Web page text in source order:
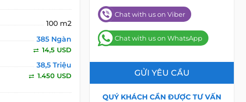
100 m2
385 Ngàn
14,5 USD
38,5 Triệu
1.450 USD
Chat with us on Viber
Chat with us on WhatsApp
GỬI YÊU CẦU
QUÝ KHÁCH CẦN ĐƯỢC TƯ VẤN